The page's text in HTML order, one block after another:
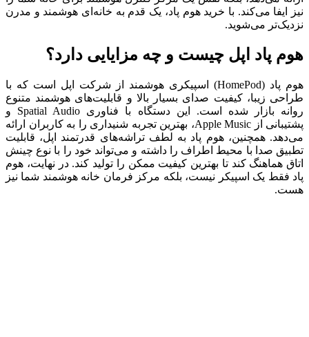
نیز ایفا می‌کند. با خرید هوم پاد، یک قدم به خانه‌ای هوشمند و مدرن
نزدیک‌تر می‌شوید.
هوم پاد اپل چیست و چه مزایایی دارد؟
هوم پاد (HomePod) اسپیکری هوشمند از شرکت اپل است که با
طراحی زیبا، کیفیت صدای بسیار بالا و قابلیت‌های هوشمند متنوع
روانه بازار شده است. این دستگاه با فناوری Spatial Audio و
پشتیبانی از Apple Music، بهترین تجربه شنیداری را به کاربران ارائه
می‌دهد. همچنین، هوم پاد به لطف تراشه‌های قدرتمند اپل، قابلیت
تطبیق صدا با محیط اطراف را داشته و می‌تواند خود را با نوع چینش
اتاق هماهنگ کند تا بهترین کیفیت ممکن را تولید کند. در نهایت، هوم
پاد فقط یک اسپیکر نیست، بلکه مرکز فرمان خانه هوشمند شما نیز
هست.